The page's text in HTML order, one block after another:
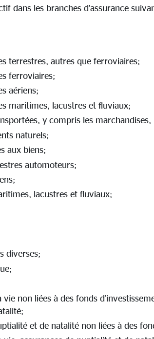
dans les branches d’assurance
terrestres, autres que ferroviaires;
ferroviaires;
aériens;
maritimes, lacustres et fluviaux;
y compris les
naturels;
aux biens;
automoteurs;
lacustres et fluviaux;
diverses;
non liées à des fonds
et de natalité non liées à des